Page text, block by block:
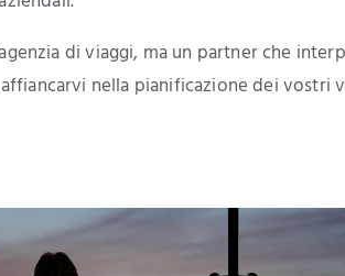
di viaggi, ma un partner che
nella pianificazione dei vostri